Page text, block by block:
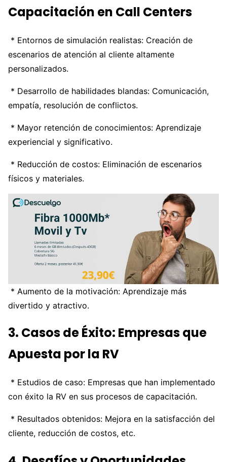
Capacitación en Call Centers
* Entornos de simulación realistas: Creación de
escenarios de atención al cliente altamente
personalizados.
* Desarrollo de habilidades blandas: Comunicación,
empatía, resolución de conflictos.
* Mayor retención de conocimientos: Aprendizaje
experiencial y significativo.
* Reducción de costos: Eliminación de escenarios
físicos y materiales.
* Aumento de la motivación: Aprendizaje más
divertido y atractivo.
3. Casos de Éxito: Empresas que
Apuesta por la RV
* Estudios de caso: Empresas que han implementado
con éxito la RV en sus procesos de capacitación.
* Resultados obtenidos: Mejora en la satisfacción del
cliente, reducción de costos, etc.